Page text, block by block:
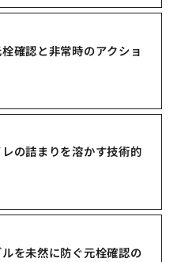
確認と非常時のアクショ
の詰まりを溶かす技術的
を未然に防ぐ元栓確認の